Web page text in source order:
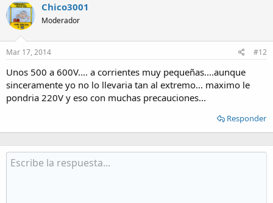
Chico3001
Moderador
Mar 17, 2014 #12
Unos 500 a 600V.... a corrientes muy pequeñas....aunque
sinceramente yo no lo llevaria tan al extremo... maximo le
pondria 220V y eso con muchas precauciones...
Responder